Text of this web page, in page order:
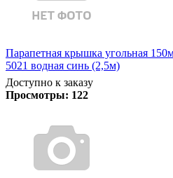
Парапетная крышка угольная
5021 водная синь (2,5м)
Доступно к заказу
Просмотры: 122